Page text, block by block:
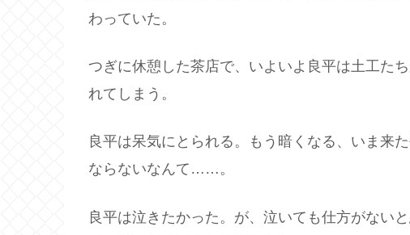
わっていた。
つぎに休憩した茶店で、いよいよ良平は土工た
れてしまう。
良平は呆気にとられる。もう暗くなる、いま来
ならないなんて……。
良平は泣きたかった。が、泣いても仕方がない